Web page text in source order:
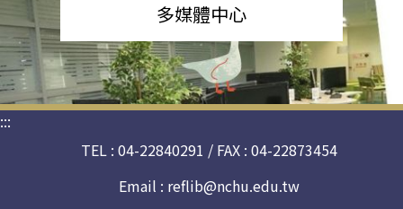
多媒體中心
:::
TEL : 04-22840291 / FAX : 04-22873454
Email : reflib@nchu.edu.tw